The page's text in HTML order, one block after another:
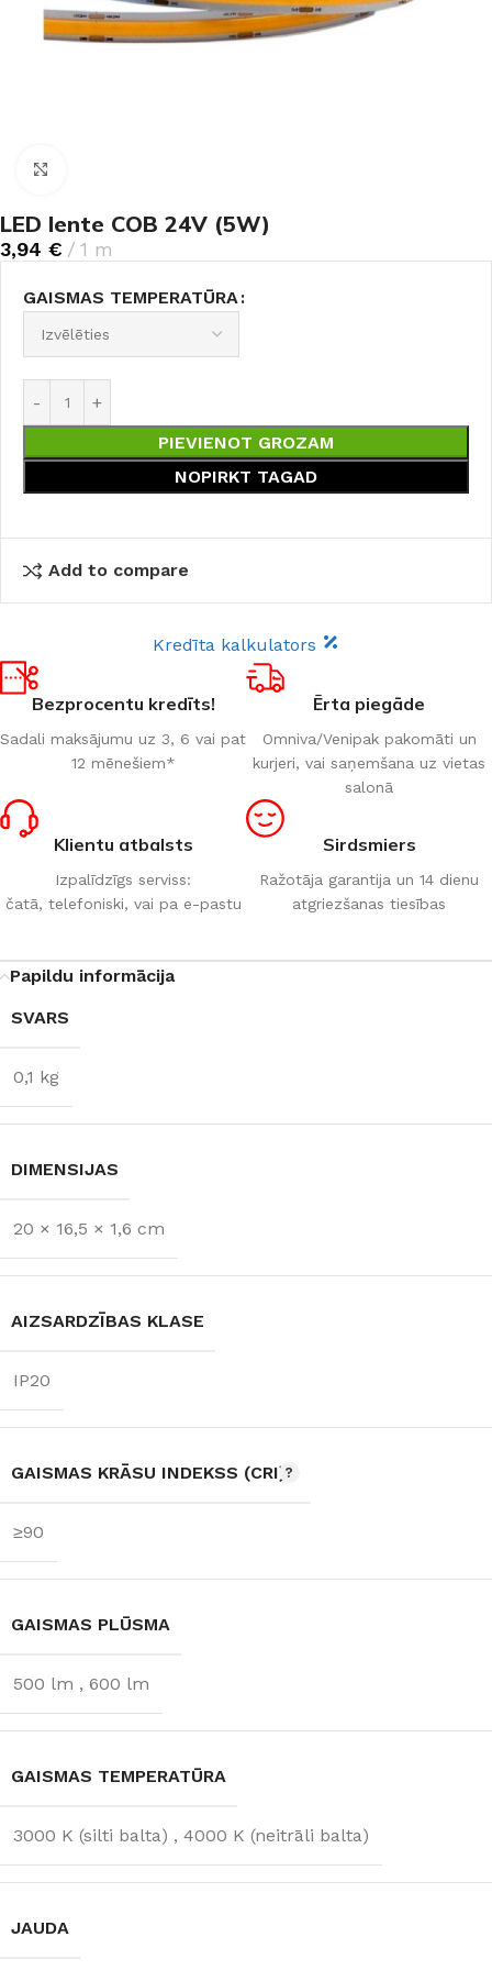
LED lente COB 24V (5W)
3,94 € 1 m
GAISMAS TEMPERATŪRA
PIEVIENOT GROZAM
NOPIRKT TAGAD
Add to compare
Kredīta kalkulators
Bezprocentu kredīts!
Sadali maksājumu uz 3, 6 vai pat
12 mēnešiem*
Ērta piegāde
Omniva/Venipak pakomāti un
kurjeri, vai saņemšana uz vietas
salonā
Klientu atbalsts
Izpalīdzīgs serviss:
čatā, telefoniski, vai pa e-pastu
Sirdsmiers
Ražotāja garantija un 14 dienu
atgriezšanas tiesības
Papildu informācija
SVARS
0,1 kg
DIMENSIJAS
20 × 16,5 × 1,6 cm
AIZSARDZĪBAS KLASE
IP20
GAISMAS KRĀSU INDEKSS (CRI)
≥90
GAISMAS PLŪSMA
500 lm , 600 lm
GAISMAS TEMPERATŪRA
3000 K (silti balta) , 4000 K (neitrāli balta)
JAUDA